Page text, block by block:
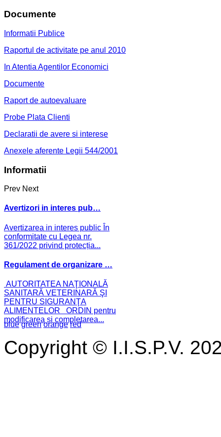
Documente
Informatii Publice
Raportul de activitate pe anul 2010
In Atentia Agentilor Economici
Documente
Raport de autoevaluare
Probe Plata Clienti
Declaratii de avere si interese
Anexele aferente Legii 544/2001
Informatii
Prev Next
Avertizori in interes pub…
Avertizarea in interes public În
conformitate cu Legea nr.
361/2022 privind protecția...
Regulament de organizare …
AUTORITATEA NAŢIONALĂ
SANITARĂ VETERINARĂ ŞI
PENTRU SIGURANŢA
ALIMENTELOR ORDIN pentru
modificarea și completarea...
blue green orange red
Copyright © I.I.S.P.V.